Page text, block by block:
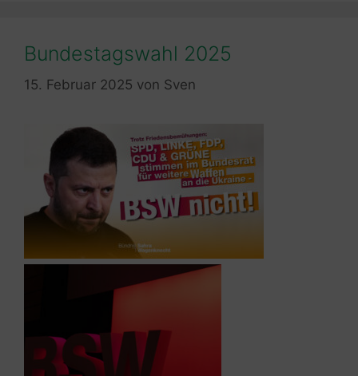
Bundestagswahl 2025
15. Februar 2025 von Sven